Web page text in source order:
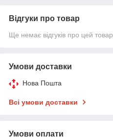
Відгуки про товар
Ще немає відгуків про цей товар
Умови доставки
Нова Пошта
Всі умови доставки
Умови оплати